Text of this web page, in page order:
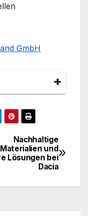
GmbH
+
Nachhaltige
Materialien und
Lösungen bei
Dacia